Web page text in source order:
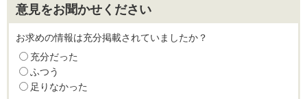
意見をお聞かせください
お求めの情報は充分掲載されていましたか？
充分だった
ふつう
足りなかった